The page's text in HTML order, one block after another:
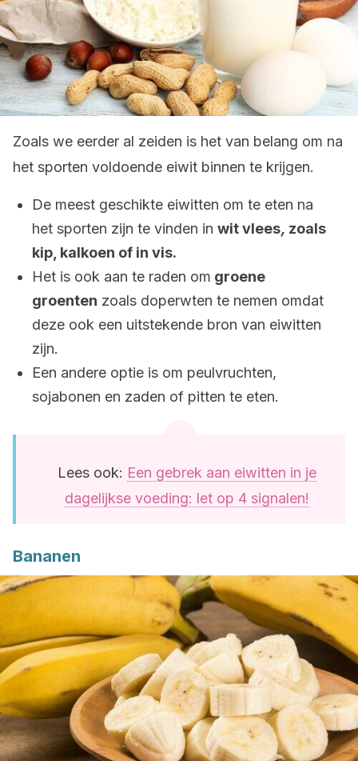
Zoals we eerder al zeiden is het van belang om na
het sporten voldoende eiwit binnen te krijgen.
De meest geschikte eiwitten om te eten na
het sporten zijn te vinden in wit vlees, zoals
kip, kalkoen of in vis.
Het is ook aan te raden om groene
groenten zoals doperwten te nemen omdat
deze ook een uitstekende bron van eiwitten
zijn.
Een andere optie is om peulvruchten,
sojabonen en zaden of pitten te eten.
Lees ook: Een gebrek aan eiwitten in je
dagelijkse voeding: let op 4 signalen!
Bananen